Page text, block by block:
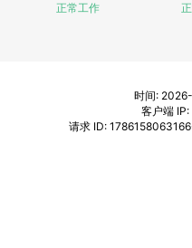
正常工作
时间:
客户端 IP:
请求 ID: